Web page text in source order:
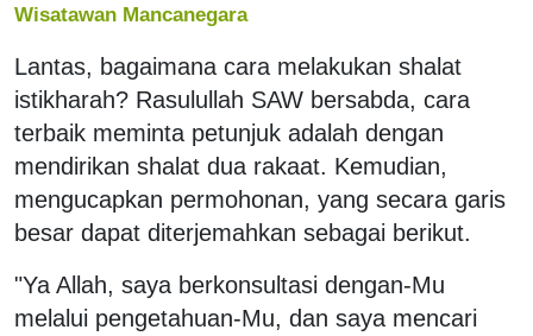
Wisatawan Mancanegara
Lantas, bagaimana cara melakukan shalat
istikharah? Rasulullah SAW bersabda, cara
terbaik meminta petunjuk adalah dengan
mendirikan shalat dua rakaat. Kemudian,
mengucapkan permohonan, yang secara garis
besar dapat diterjemahkan sebagai berikut.
"Ya Allah, saya berkonsultasi dengan-Mu
melalui pengetahuan-Mu, dan saya mencari